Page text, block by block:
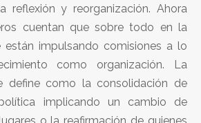
reflexión y reorganización. Ahora
cuentan que sobre todo en la
están impulsando comisiones a lo
como organización. La
define como la consolidación de
implicando un cambio de